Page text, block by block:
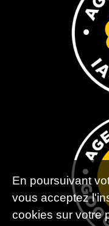
En poursuivant
vous acceptez
cookies sur votre